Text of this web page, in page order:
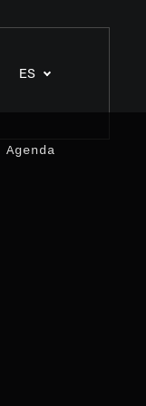
ES
Agenda